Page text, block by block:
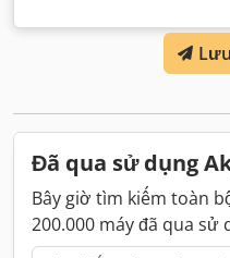
Đã qua sử dụng
Bây giờ tìm kiếm toàn
200.000 máy đã qua sử